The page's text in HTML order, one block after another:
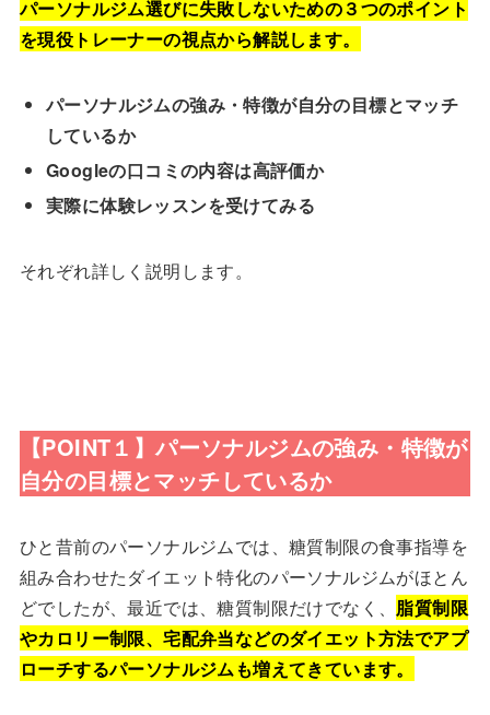
パーソナルジム選びに失敗しないための３つのポイント
を現役トレーナーの視点から解説します。
パーソナルジムの強み・特徴が自分の目標とマッチ
しているか
Googleの口コミの内容は高評価か
実際に体験レッスンを受けてみる
それぞれ詳しく説明します。
【POINT１】パーソナルジムの強み・特徴が
自分の目標とマッチしているか
ひと昔前のパーソナルジムでは、糖質制限の食事指導を
組み合わせたダイエット特化のパーソナルジムがほとん
どでしたが、最近では、糖質制限だけでなく、 脂質制限
やカロリー制限、宅配弁当などのダイエット方法でアプ
ローチするパーソナルジムも増えてきています。